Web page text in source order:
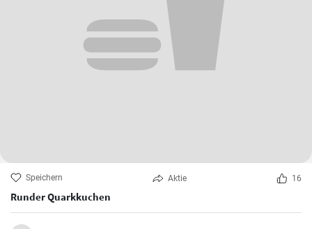
Speichern Aktie 16
Runder Quarkkuchen